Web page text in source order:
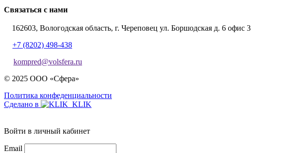
Связаться с нами
162603, Вологодская область, г. Череповец ул. Боршодская д. 6 офис 3
+7 (8202) 498-438
kompred@volsfera.ru
© 2025 ООО «Сфера»
Политика конфеденциальности
Сделано в
Войти в личный кабинет
Email